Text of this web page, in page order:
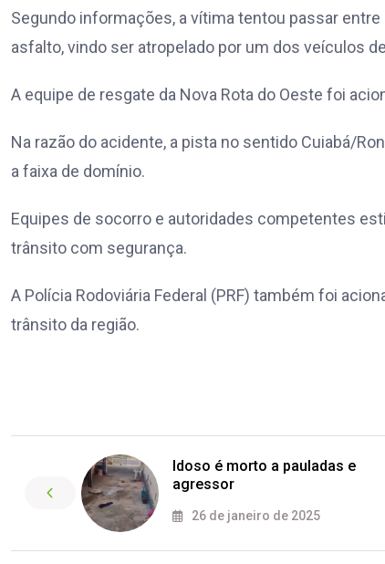
Segundo informações, a vítima tentou passar
asfalto, vindo ser atropelado por um dos veículos
A equipe de resgate da Nova Rota do Oeste foi
Na razão do acidente, a pista no sentido Cuiabá/
a faixa de domínio.
Equipes de socorro e autoridades competentes
trânsito com segurança.
A Polícia Rodoviária Federal (PRF) também foi
trânsito da região.
Idoso é morto a pauladas e
agressor
26 de janeiro de 2025